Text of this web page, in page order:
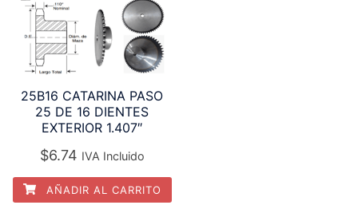
25B16 CATARINA PASO
25 DE 16 DIENTES
EXTERIOR 1.407″
$6.74 IVA Incluido
AÑADIR AL CARRITO